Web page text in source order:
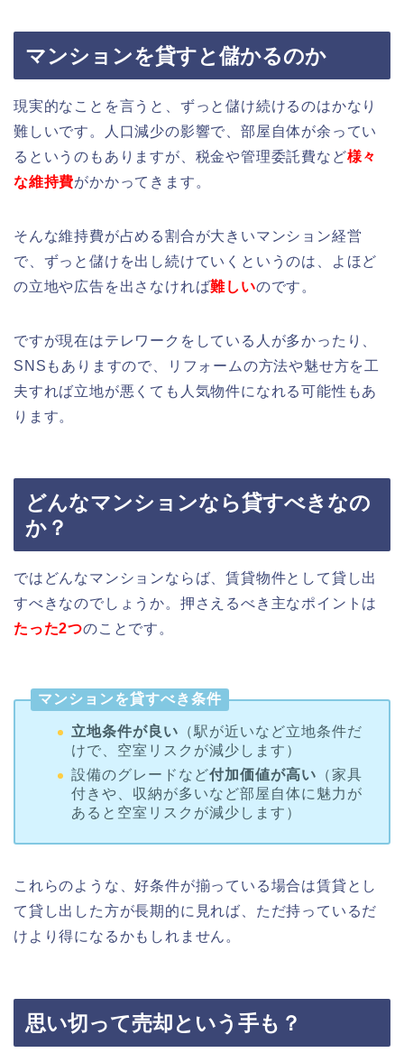
マンションを貸すと儲かるのか
現実的なことを言うと、ずっと儲け続けるのはかなり
難しいです。人口減少の影響で、部屋自体が余ってい
るというのもありますが、税金や管理委託費など様々
な維持費がかかってきます。
そんな維持費が占める割合が大きいマンション経営
で、ずっと儲けを出し続けていくというのは、よほど
の立地や広告を出さなければ難しいのです。
ですが現在はテレワークをしている人が多かったり、
SNSもありますので、リフォームの方法や魅せ方を工
夫すれば立地が悪くても人気物件になれる可能性もあ
ります。
どんなマンションなら貸すべきなの
か？
ではどんなマンションならば、賃貸物件として貸し出
すべきなのでしょうか。押さえるべき主なポイントは
たった2つのことです。
マンションを貸すべき条件
立地条件が良い （駅が近いなど立地条件だ
けで、空室リスクが減少します）
設備のグレードなど付加価値が高い （家具
付きや、収納が多いなど部屋自体に魅力が
あると空室リスクが減少します）
これらのような、好条件が揃っている場合は賃貸とし
て貸し出した方が長期的に見れば、ただ持っているだ
けより得になるかもしれません。
思い切って売却という手も？